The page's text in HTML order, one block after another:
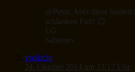
@Petra: Aber diese bunten
schlanken Fuß! 😉
LG
Sabienes
vivilacht
24. Oktober 2014 um 13:17 Uhr